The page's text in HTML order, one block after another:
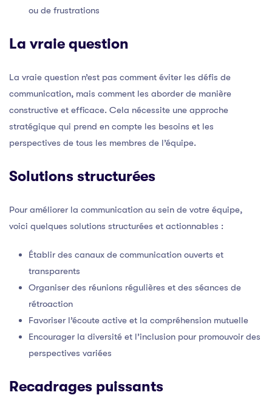
ou de frustrations
La vraie question
La vraie question n’est pas comment éviter les défis de
communication, mais comment les aborder de manière
constructive et efficace. Cela nécessite une approche
stratégique qui prend en compte les besoins et les
perspectives de tous les membres de l’équipe.
Solutions structurées
Pour améliorer la communication au sein de votre équipe,
voici quelques solutions structurées et actionnables :
Établir des canaux de communication ouverts et
transparents
Organiser des réunions régulières et des séances de
rétroaction
Favoriser l’écoute active et la compréhension mutuelle
Encourager la diversité et l’inclusion pour promouvoir des
perspectives variées
Recadrages puissants